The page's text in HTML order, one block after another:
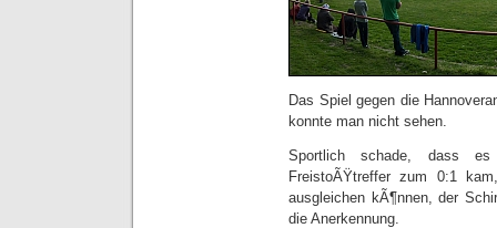
Das Spiel gegen die
konnte man nicht sehen.
Sportlich schade, dass
FreistoÃŸtreffer zum 0:1
ausgleichen kÃ¶nnen, der
die Anerkennung.